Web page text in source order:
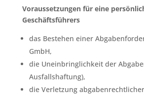
Voraussetzungen für eine
Geschäftsführers
das Bestehen einer
GmbH,
die Uneinbringlichkeit der
Ausfallshaftung),
die Verletzung